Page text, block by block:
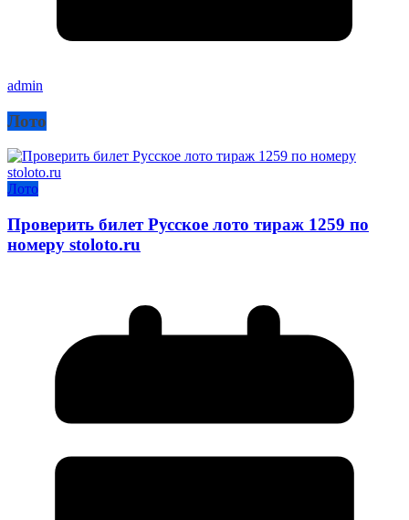
admin
Лото
Лото
Проверить билет Русское лото тираж 1259 по
номеру stoloto.ru